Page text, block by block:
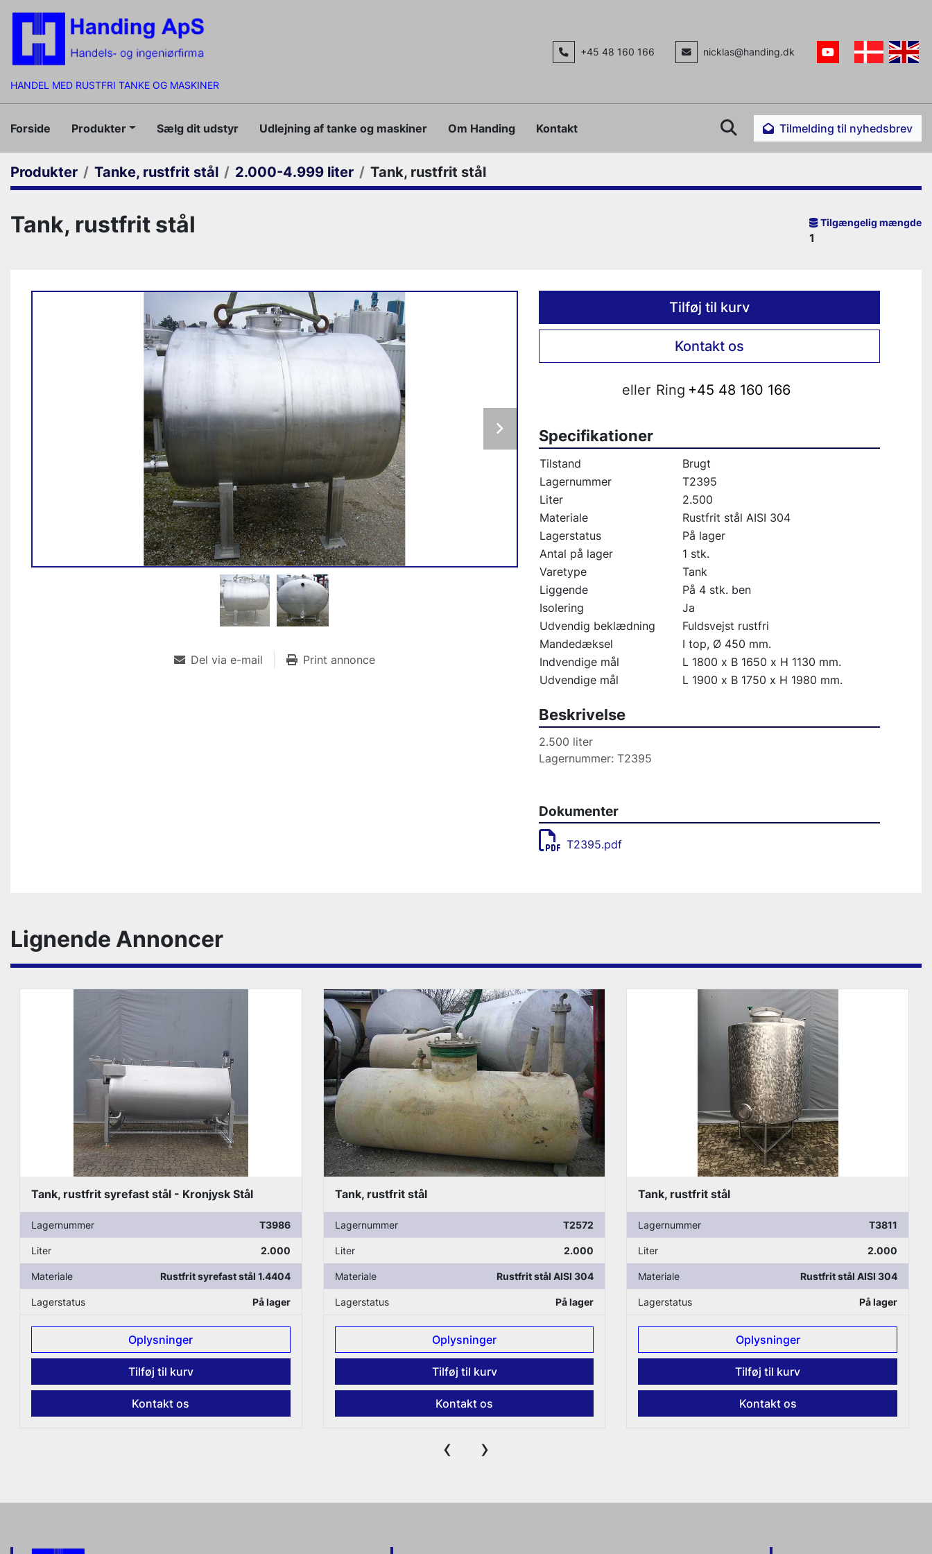
HANDEL MED RUSTFRI TANKE OG MASKINER
+45 48 160 166 nicklas@handing.dk
youtube
Forside Produkter Sælg dit udstyr Udlejning af tanke og maskiner Om Handing Kontakt Søg Tilmelding til nyhedsbrev
Produkter Tanke, rustfrit stål 2.000-4.999 liter Tank, rustfrit stål
Tank, rustfrit stål Tilgængelig mængde
1
Tilføj til kurv
Kontakt os
eller Ring +45 48 160 166
Del via e-mail Print annonce
Specifikationer
Tilstand
Brugt
Lagernummer
T2395
Liter
2.500
Materiale
Rustfrit stål AISI 304
Lagerstatus
På lager
Antal på lager
1 stk.
Varetype
Tank
Liggende
På 4 stk. ben
Isolering
Ja
Udvendig beklædning
Fuldsvejst rustfri
Mandedæksel
I top, Ø 450 mm.
Indvendige mål
L 1800 x B 1650 x H 1130 mm.
Udvendige mål
L 1900 x B 1750 x H 1980 mm.
Beskrivelse
2.500 liter
Lagernummer: T2395
Dokumenter
T2395.pdf
Lignende Annoncer
Tank, rustfrit syrefast stål - Kronjysk Stål
Lagernummer T3986
Liter 2.000
Materiale Rustfrit syrefast stål 1.4404
Lagerstatus På lager
Oplysninger
Tilføj til kurv
Kontakt os
Tank, rustfrit stål
Lagernummer T2572
Liter 2.000
Materiale Rustfrit stål AISI 304
Lagerstatus På lager
Oplysninger
Tilføj til kurv
Kontakt os
Tank, rustfrit stål
Lagernummer T3811
Liter 2.000
Materiale Rustfrit stål AISI 304
Lagerstatus På lager
Oplysninger
Tilføj til kurv
Kontakt os
‹ ›